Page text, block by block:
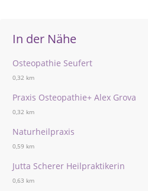
In der Nähe
Osteopathie Seufert
0,32 km
Praxis Osteopathie+ Alex Grova
0,32 km
Naturheilpraxis
0,59 km
Jutta Scherer Heilpraktikerin
0,63 km